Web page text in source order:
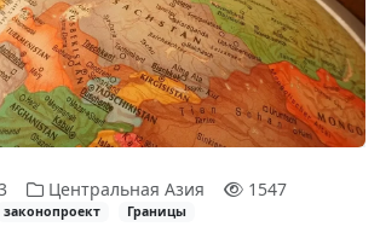
Центральная Азия 1547
законопроект Границы